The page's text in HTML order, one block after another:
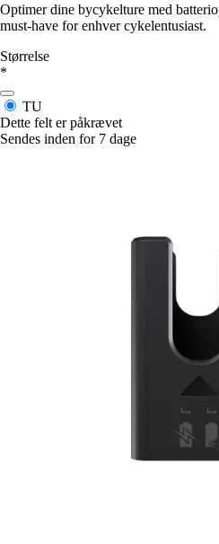
Optimer dine bycykelture med
must-have for enhver cykelentusiast.
Størrelse
*
TU
Dette felt er påkrævet
Sendes inden for 7 dage